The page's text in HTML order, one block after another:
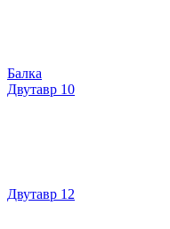
Балка
Двутавр 10
Двутавр 12